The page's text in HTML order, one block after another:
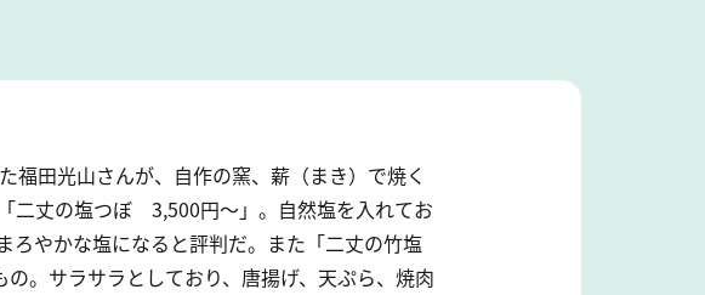
福田光山さんが、自作の窯、薪（まき）で焼く
二丈の塩つぼ 3,500円～」。自然塩を入れてお
ろやかな塩になると評判だ。また「二丈の竹塩
。サラサラとしており、唐揚げ、天ぷら、焼肉